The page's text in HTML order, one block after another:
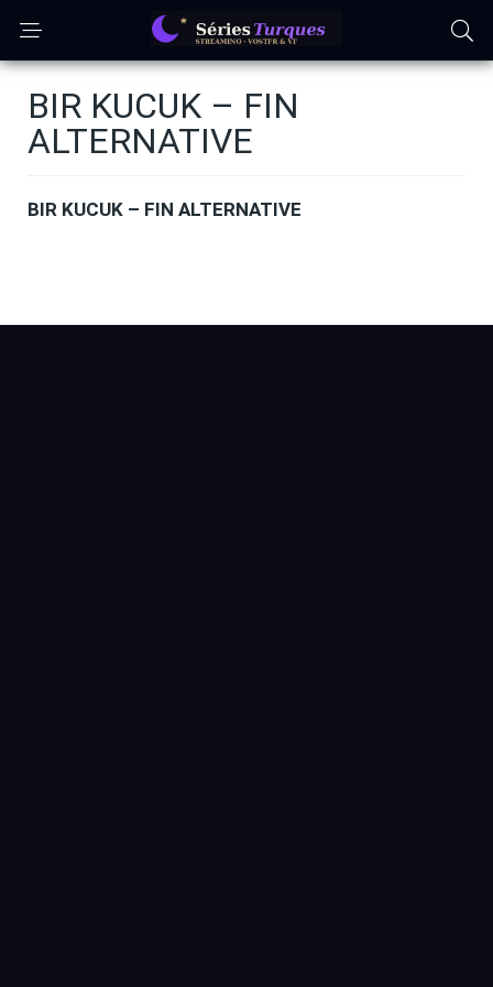
BIR KUCUK – FIN
ALTERNATIVE
BIR KUCUK – FIN ALTERNATIVE